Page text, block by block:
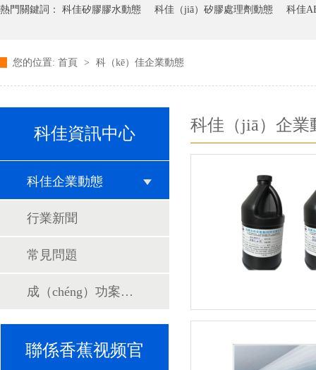
熱門關鍵詞： 科佳矽膠膠水動態 科佳（jiā）矽膠處理劑動態 科佳
科佳快幹膠動態
您的位置: 首頁 > 科（kē）佳企業動態
科佳資訊中心
科佳企業動態
行業新聞
常見問題
成（chéng）功案（àn）例
聯係香蕉视频官
科佳（jiā）企業